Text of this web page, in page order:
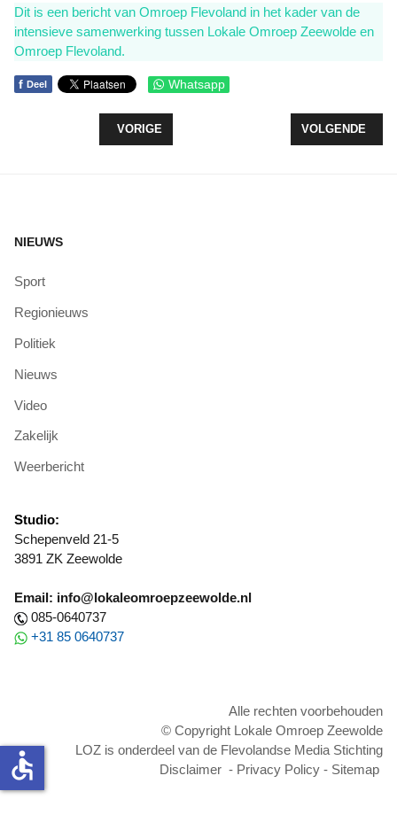
Dit is een bericht van Omroep Flevoland in het kader van de
intensieve samenwerking tussen Lokale Omroep Zeewolde en
Omroep Flevoland.
f Deel Whatsapp
VORIG ARTIKEL: VERDELING WIJKWETHOUDERS
VORIGE VOLGENDE
VOLGENDE
NIEUWS
Sport
Regionieuws
Politiek
Nieuws
Video
Zakelijk
Weerbericht
Studio:
Schepenveld 21-5
3891 ZK Zeewolde
Email: info@lokaleomroepzeewolde.nl
085-0640737
+31 85 0640737
Alle rechten voorbehouden
© Copyright Lokale Omroep Zeewolde
LOZ is onderdeel van de Flevolandse Media Stichting
Disclaimer - Privacy Policy - Sitemap
accessible